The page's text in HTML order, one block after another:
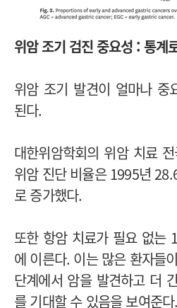
위암 조기 검진 중요성 : 통계
위암 조기 발견이 얼마나 중
된다.
대한위암학회의 위암 치료
위암 진단 비율은 1995년
로 증가했다.
또한 항암 치료가 필요 없는
에 이른다. 이는 많은 환자들
단계에서 암을 발견하고 더
를 기대할 수 있음을 보여준다.